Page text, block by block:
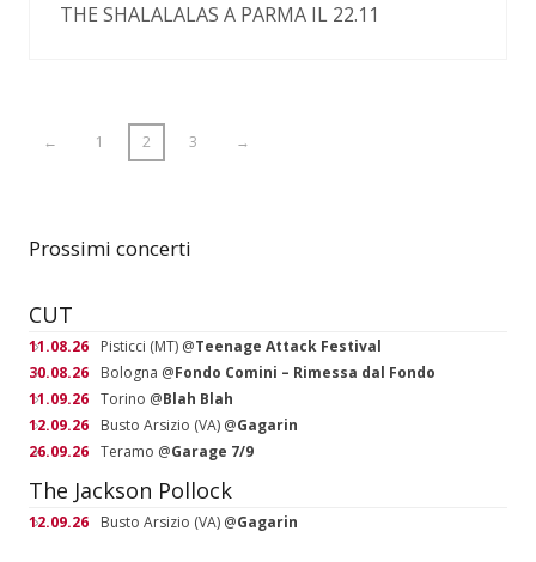
THE SHALALALAS A PARMA IL 22.11
← 1 2 3 →
Prossimi concerti
CUT
11.08.26 Pisticci (MT) @Teenage Attack Festival
30.08.26
Bologna @Fondo Comini – Rimessa dal Fondo
11.09.26 Torino @Blah Blah
12.09.26
Busto Arsizio (VA) @Gagarin
26.09.26 Teramo @Garage 7/9
The Jackson Pollock
12.09.26 Busto Arsizio (VA) @Gagarin